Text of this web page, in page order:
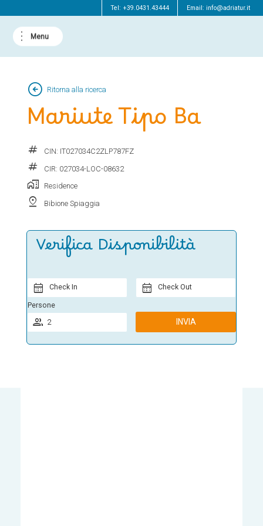
Tel: +39.0431.43444 Email: info@adriatur.it
arrow_circle_left Ritorna alla ricerca
Mariute Tipo Ba
tag CIN: IT027034C2ZLP787FZ
tag CIR: 027034-LOC-08632
home_work Residence
pin_drop Bibione Spiaggia
Verifica Disponibilità
Check In Check Out
Persone
INVIA